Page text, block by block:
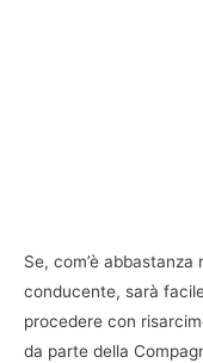
Se, com’è
conducente, sarà
procedere con
da parte della